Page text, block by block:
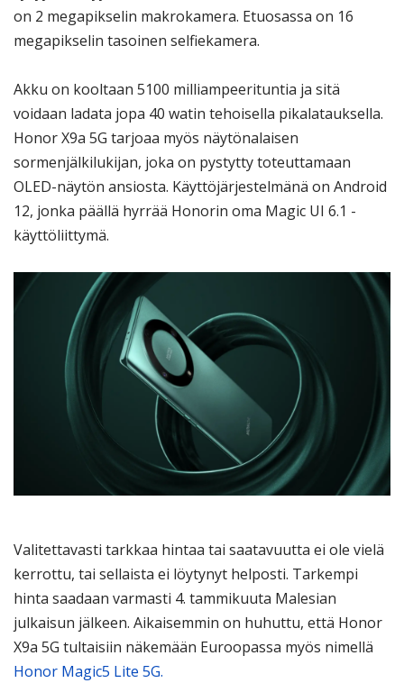
on 2 megapikselin makrokamera. Etuosassa on 16
megapikselin tasoinen selfiekamera.
Akku on kooltaan 5100 milliampeerituntia ja sitä
voidaan ladata jopa 40 watin tehoisella pikalatauksella.
Honor X9a 5G tarjoaa myös näytönalaisen
sormenjälkilukijan, joka on pystytty toteuttamaan
OLED-näytön ansiosta. Käyttöjärjestelmänä on Android
12, jonka päällä hyrrää Honorin oma Magic UI 6.1 -
käyttöliittymä.
Valitettavasti tarkkaa hintaa tai saatavuutta ei ole vielä
kerrottu, tai sellaista ei löytynyt helposti. Tarkempi
hinta saadaan varmasti 4. tammikuuta Malesian
julkaisun jälkeen. Aikaisemmin on huhuttu, että Honor
X9a 5G tultaisiin näkemään Euroopassa myös nimellä
Honor Magic5 Lite 5G.